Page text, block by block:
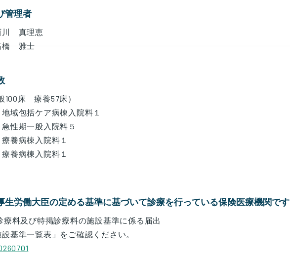
管理者
真理恵
橋 雅士
100床 療養57床）
域包括ケア病棟入院料１
性期一般入院料５
養病棟入院料１
養病棟入院料１
生労働大臣の定める基準に基づいて診療を行っている保険医療機関です
療料及び特掲診療料の施設基準に係る届出
基準一覧表」をご確認ください。